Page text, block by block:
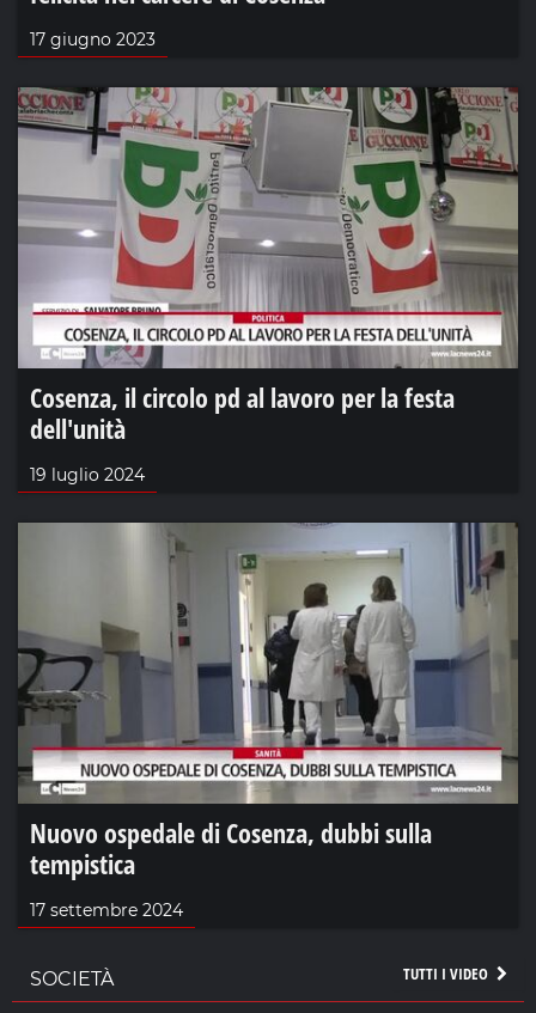
17 giugno 2023
Cosenza, il circolo pd al lavoro per la festa
dell'unità
19 luglio 2024
Nuovo ospedale di Cosenza, dubbi sulla
tempistica
17 settembre 2024
TUTTI I VIDEO
SOCIETÀ